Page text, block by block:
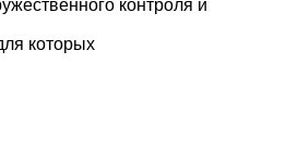
контроля и
которых